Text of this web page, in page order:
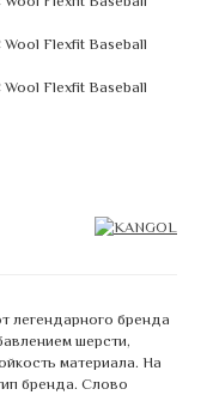
легендарного бренда
шерсти,
материала. На
бренда. Слово